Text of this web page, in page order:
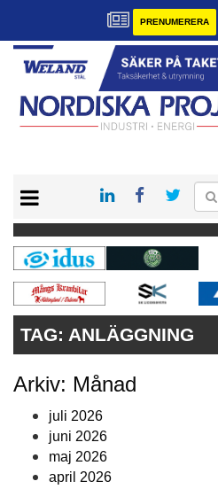
PRENUMERERA
KONTAKT
VÅRA ANDRA MAGASIN
PRENUMERERA
ANNONSERA
TAG: ANLÄGGNING
Arkiv: Månad
juli 2026
juni 2026
maj 2026
april 2026